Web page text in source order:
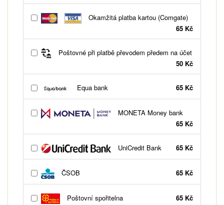
Okamžitá platba kartou (Comgate)
65 Kč
Poštovné při platbě převodem předem na účet
50 Kč
Equa bank 65 Kč
MONETA Money bank
65 Kč
UniCredit Bank 65 Kč
ČSOB 65 Kč
Poštovní spořitelna 65 Kč